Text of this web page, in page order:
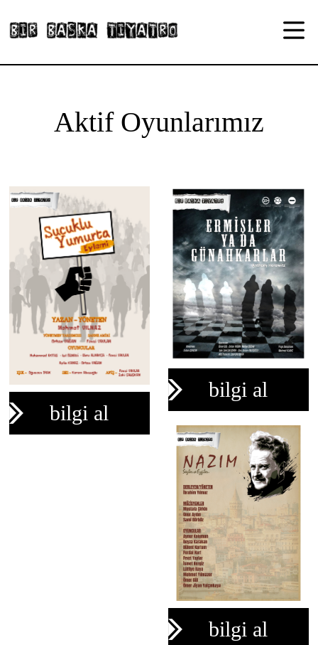
Aktif Oyunlarımız
bilgi al
bilgi al
bilgi al